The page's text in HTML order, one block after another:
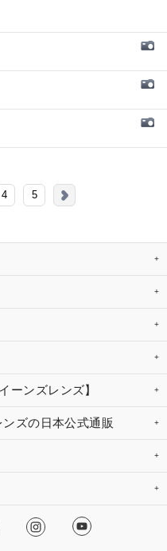
4 5
ーンズレンズ】
ズの日本公式通販